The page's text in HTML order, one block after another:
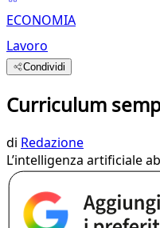
ECONOMIA
Lavoro
Condividi
Curriculum
di Redazione
L’intelligenza artificiale